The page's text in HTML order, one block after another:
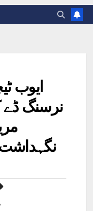
ایوب
نرسنگ ڈے
نگہداشت
,